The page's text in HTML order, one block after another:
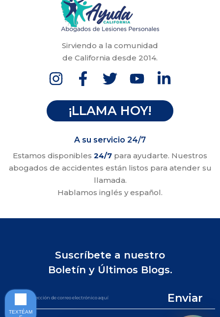
Sirviendo a la comunidad
de California desde 2014.
¡LLAMA HOY!
A su servicio 24/7
Estamos disponibles 24/7 para ayudarte. Nuestros
abogados de accidentes están listos para atender su
llamada.
Hablamos inglés y español.
Suscríbete a nuestro
Boletín y Últimos Blogs.
Enviar
TEXTÉAM